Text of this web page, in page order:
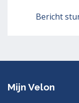
Bericht
Mijn Velon